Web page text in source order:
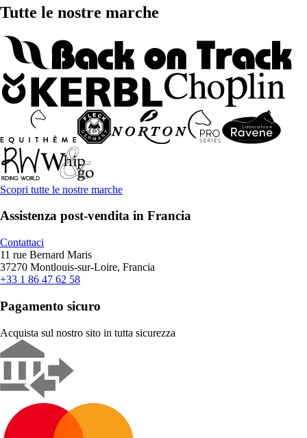
Tutte le nostre marche
Scopri tutte le nostre marche
Assistenza post-vendita in Francia
Contattaci
11 rue Bernard Maris
37270 Montlouis-sur-Loire, Francia
+33 1 86 47 62 58
Pagamento sicuro
Acquista sul nostro sito in tutta sicurezza